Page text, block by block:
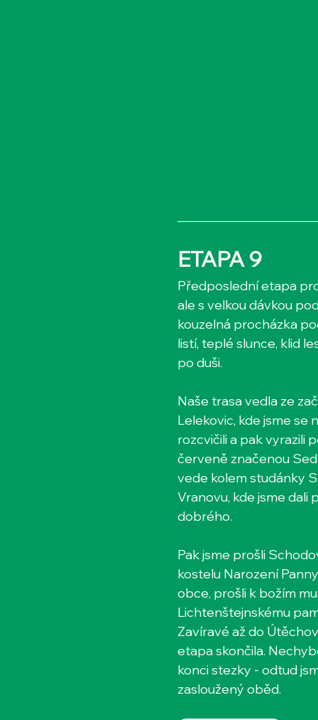
ETAPA 9
Předposlední etapa
ale s velkou dávkou
kouzelná procházka
listí, teplé slunce, klid
po duši.
Naše trasa vedla ze
Lelekovic, kde jsme se
rozcvičili a pak vyrazili
červeně značenou
vede kolem studánky
Vranovu, kde jsme dali
dobrého.
Pak jsme prošli
kostelu Narození
obce, prošli k božím
Lichtenštejnskému
Zavíravé až do
etapa skončila.
konci stezky - odtud
zasloužený oběd.